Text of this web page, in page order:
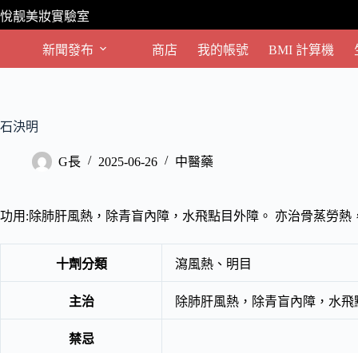
跳
至
要
悅靓美妝實驗室
新聞發布 商店 我的帳號 BMI 計算機
石決明
G長 2025-06-26 中醫藥
功用:除肺肝風熱，除青盲內障，水飛點目外障。 亦治骨蒸勞
十劑分類 瀉風熱、明目
主治 除肺肝風熱，除青盲內障，水
禁忌